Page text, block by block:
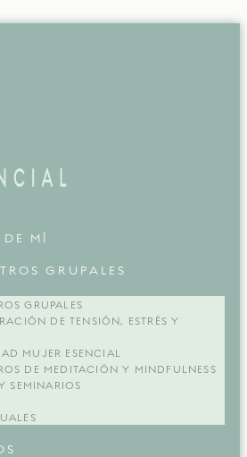
MÍ
GRUPALES
GRUPALES
DE TENSIÓN, ESTRÉS Y
MUJER ESENCIAL
DE MEDITACIÓN Y MINDFULNESS
SEMINARIOS